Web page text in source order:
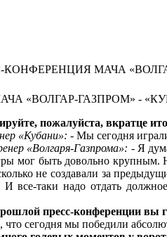
КОНФЕРЕНЦИЯ МАЧА
«ВОЛГАР-ГАЗПРОМ» -
пожалуйста, вкратце
«Кубани»: - Мы сегодня
«Волгаря-Газпрома»: - Я
мог быть довольно крупным.
не создавали за
все-таки надо отдать
пресс-конференции вы
что сегодня мы победили